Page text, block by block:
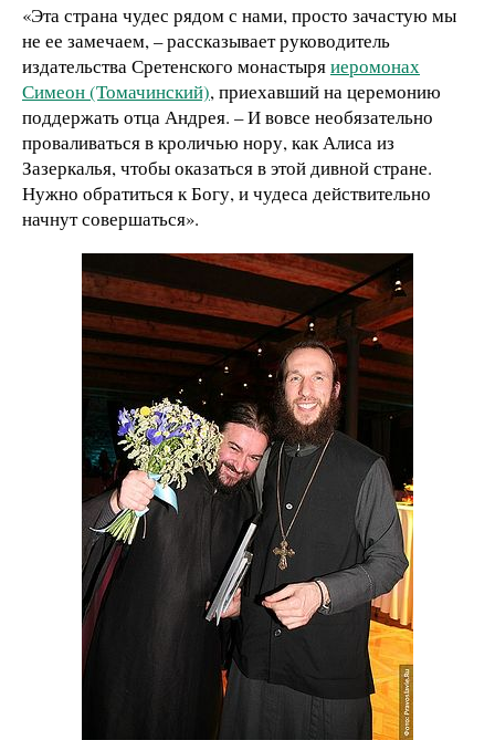
«Эта страна чудес рядом с нами, просто зачастую мы
не ее замечаем, – рассказывает руководитель
издательства Сретенского монастыряиеромонах
Симеон (Томачинский), приехавший на церемонию
поддержать отца Андрея. – И вовсе необязательно
проваливаться в кроличью нору, как Алиса из
Зазеркалья, чтобы оказаться в этой дивной стране.
Нужно обратиться к Богу, и чудеса действительно
начнут совершаться».